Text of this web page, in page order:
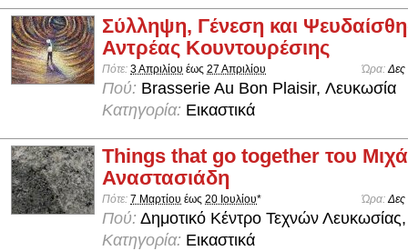
Σύλληψη, Γένεση και
Αντρέας Κουντουρέσιης
Πότε: 3 Απριλίου έως 27 Απριλίου Ώρα:Δες
Πού: Brasserie Au Bon Plaisir, Λευκωσία
Κατηγορία: Εικαστικά
Things that go together του
Αναστασιάδη
Πότε: 7 Μαρτίου έως 20 Ιουλίου* Ώρα:Δες
Πού: Δημοτικό Κέντρο Τεχνών
Κατηγορία: Εικαστικά